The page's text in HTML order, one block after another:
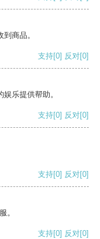
商品。
支持[0] 反对[0]
乐提供帮助。
支持[0] 反对[0]
支持[0] 反对[0]
。
支持[0] 反对[0]